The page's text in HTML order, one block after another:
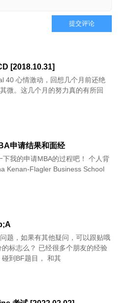
提交评论
[2018.10.31]
40 心情激动，回想几个月前还绝
微。这几个月的努力真的有所回
申请结果和面经
我的申请MBA的过程吧！ 个人背
Kenan-Flagler Business School
题，如果有其他疑问，可以跟贴哦
标志么？ 已经很多个朋友的经验
到BF题目， 和其